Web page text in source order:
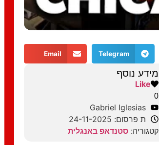
Telegram
Email
מידע נוסף
Like
0
Gabriel Iglesias
ת פרסום: 24-11-2025
קטגוריה: סטנדאפ באנגלית